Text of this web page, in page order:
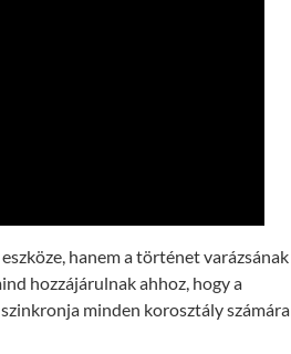
hanem a történet varázsának
hozzájárulnak ahhoz, hogy a
minden korosztály számára